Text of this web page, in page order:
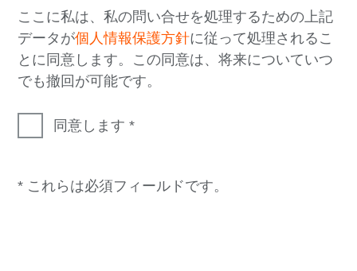
ここに私は、私の問い合せを処理するための上記
データが個人情報保護方針に従って処理されるこ
とに同意します。この同意は、将来についていつ
でも撤回が可能です。
同意します
* これらは必須フィールドです。